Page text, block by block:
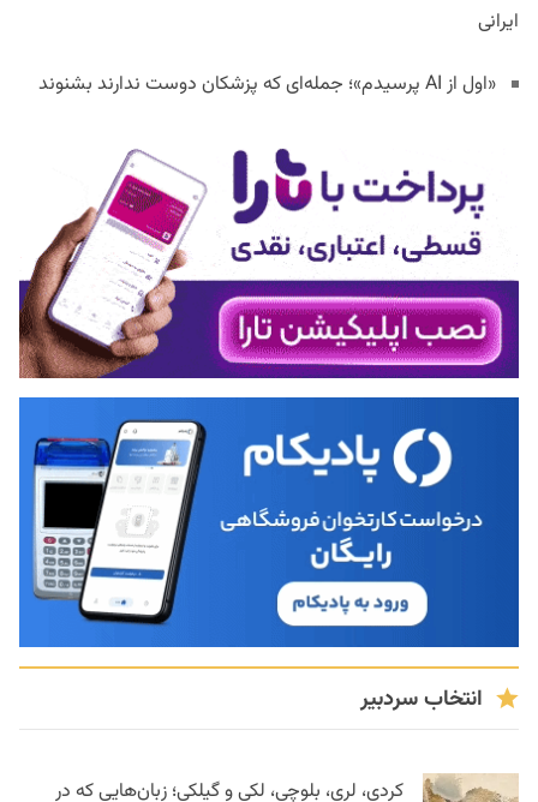
ایرانی
«اول از AI پرسیدم»؛ جمله‌ای که پزشکان دوست ندارند بشنوند
انتخاب سردبیر
کردی، لری، بلوچی، لکی و گیلکی؛ زبان‌هایی که در